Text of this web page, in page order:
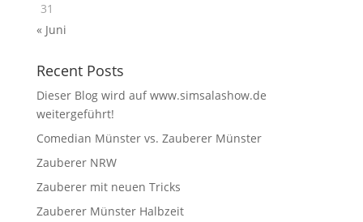
31
« Juni
Recent Posts
Dieser Blog wird auf www.simsalashow.de
weitergeführt!
Comedian Münster vs. Zauberer Münster
Zauberer NRW
Zauberer mit neuen Tricks
Zauberer Münster Halbzeit